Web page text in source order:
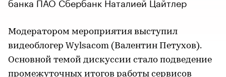
Модератором мероприятия выступил
видеоблогер Wylsacom (Валентин Петухов).
Основной темой дискуссии стало подведение
промежуточных итогов работы сервисов